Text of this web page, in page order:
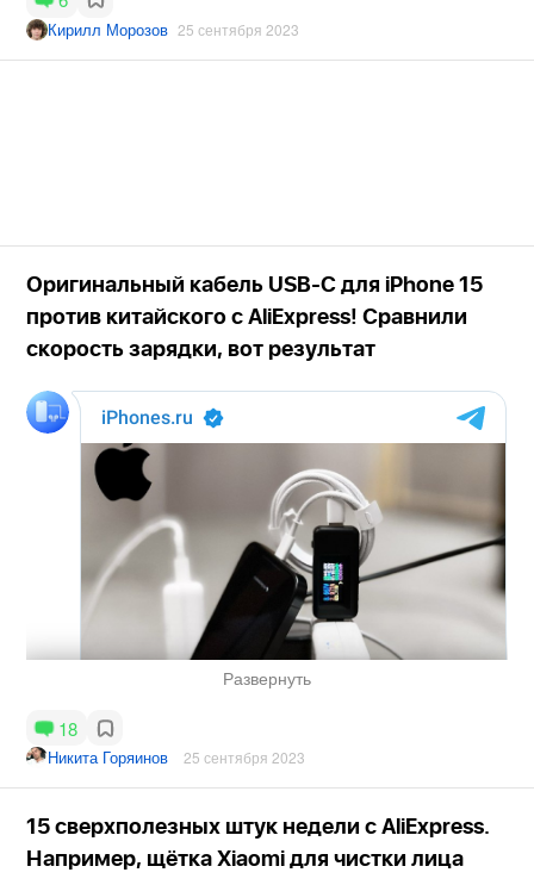
Кирилл Морозов 25 сентября 2023
Оригинальный кабель USB-C для iPhone 15
против китайского с AliExpress! Сравнили
скорость зарядки, вот результат
Развернуть
18
Никита Горяинов 25 сентября 2023
15 сверхполезных штук недели с AliExpress.
Например, щётка Xiaomi для чистки лица